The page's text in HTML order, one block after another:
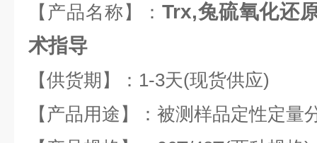
【产品名称】： Trx,兔硫氧化还
术指导
【供货期】：1-3天(现货供应)
【产品用途】：被测样品定性定量